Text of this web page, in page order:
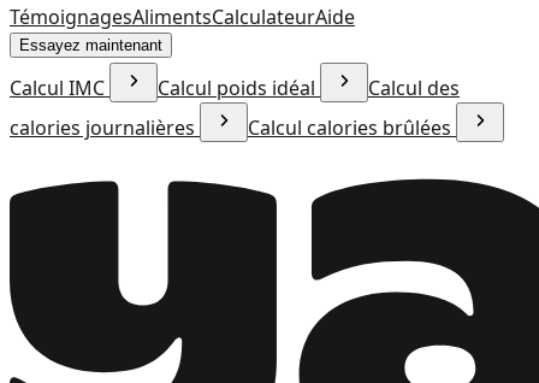
TémoignagesAlimentsCalculateurAide
Essayez maintenant
Calcul IMC Calcul poids idéal
Calcul des
calories journalières
Calcul calories brûlées